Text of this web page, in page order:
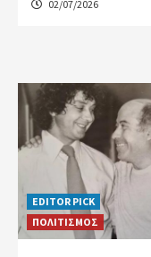
02/07/2026
EDITOR PICK
ΠΟΛΙΤΙΣΜΟΣ